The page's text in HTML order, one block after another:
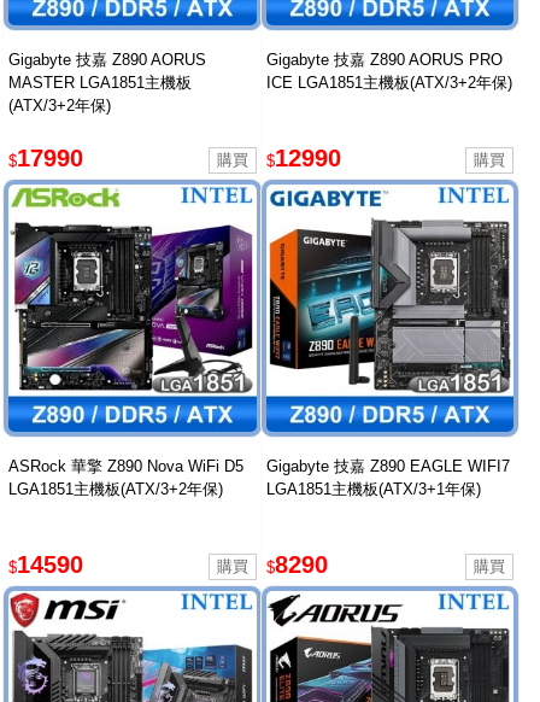
Gigabyte 技嘉 Z890 AORUS
MASTER LGA1851主機板
(ATX/3+2年保)
$17990
Gigabyte 技嘉 Z890 AORUS PRO
ICE LGA1851主機板(ATX/3+2年保)
$12990
ASRock 華擎 Z890 Nova WiFi D5
LGA1851主機板(ATX/3+2年保)
$14590
Gigabyte 技嘉 Z890 EAGLE WIFI7
LGA1851主機板(ATX/3+1年保)
$8290